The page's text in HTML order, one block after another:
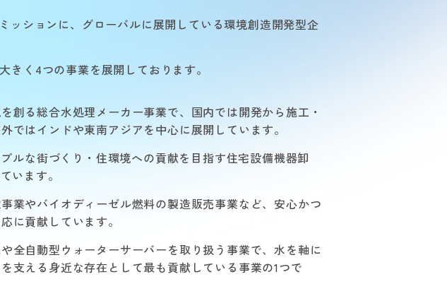
ッションに、グローバルに展開している環境創造開発型企
く4つの事業を展開しております。
る総合水処理メーカー事業で、国内では開発から施工・
はインドや東南アジアを中心に展開しています。
ルな街づくり・住環境への貢献を目指す住宅設備機器卸
います。
業やバイオディーゼル燃料の製造販売事業など、安心かつ
に貢献しています。
全自動型ウォーターサーバーを取り扱う事業で、水を軸に
支える身近な存在として最も貢献している事業の1つで